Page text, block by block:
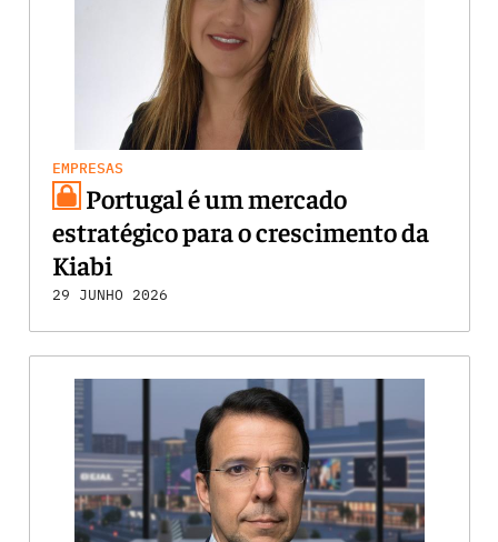
EMPRESAS
Portugal é um mercado
estratégico para o crescimento da
Kiabi
29 JUNHO 2026